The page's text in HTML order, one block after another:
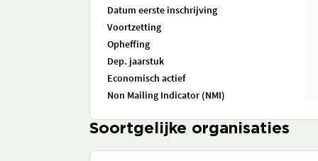
Datum eerste inschrijving
Voortzetting
Opheffing
Dep. jaarstuk
Economisch actief
Non Mailing Indicator (NMI)
Soortgelijke organisaties